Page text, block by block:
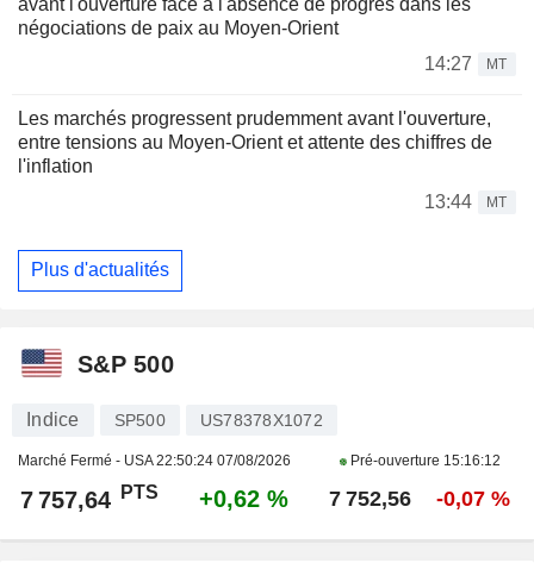
négociations de paix au Moyen-Orient
14:27
MT
Les marchés progressent prudemment avant l'ouverture,
entre tensions au Moyen-Orient et attente des chiffres de
l'inflation
13:44
MT
Plus d'actualités
S&P 500
Indice SP500 US78378X1072
Marché Fermé - USA22:50:24 07/08/2026 Pré-ouverture 15:16:12
7 757,64 PTS +0,62 % 7 752,56 -0,07 %